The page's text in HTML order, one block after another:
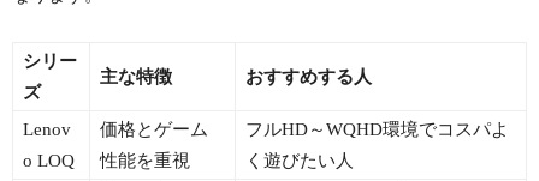
シリー
ズ
主な特徴 おすすめする人
Lenov
o LOQ
価格とゲーム
性能を重視
フルHD～WQHD環境でコスパよ
く遊びたい人